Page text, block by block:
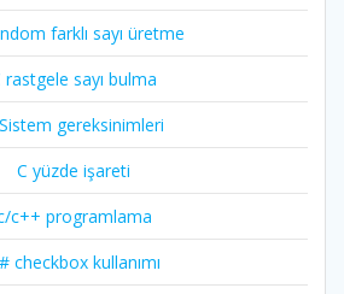
farklı sayı üretme
rastgele sayı bulma
gereksinimleri
C yüzde işareti
c++ programlama
checkbox kullanımı